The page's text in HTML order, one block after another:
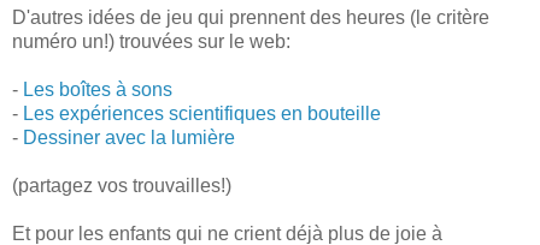
D'autres idées de jeu qui prennent des heures (le critère
numéro un!) trouvées sur le web:
- Les boîtes à sons
- Les expériences scientifiques en bouteille
- Dessiner avec la lumière
(partagez vos trouvailles!)
Et pour les enfants qui ne crient déjà plus de joie à